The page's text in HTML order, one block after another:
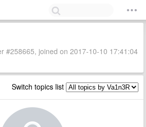
#258665, joined on 2017-10-10 17:41:04
Switch topics list